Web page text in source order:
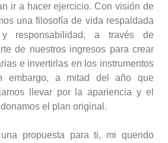
ir a hacer ejercicio. Con visión de
una filosofía de vida respaldada
responsabilidad, a través de
de nuestros ingresos para crear
e invertirlas en los instrumentos
embargo, a mitad del año que
llevar por la apariencia y el
el plan original.
propuesta para ti, mi querido